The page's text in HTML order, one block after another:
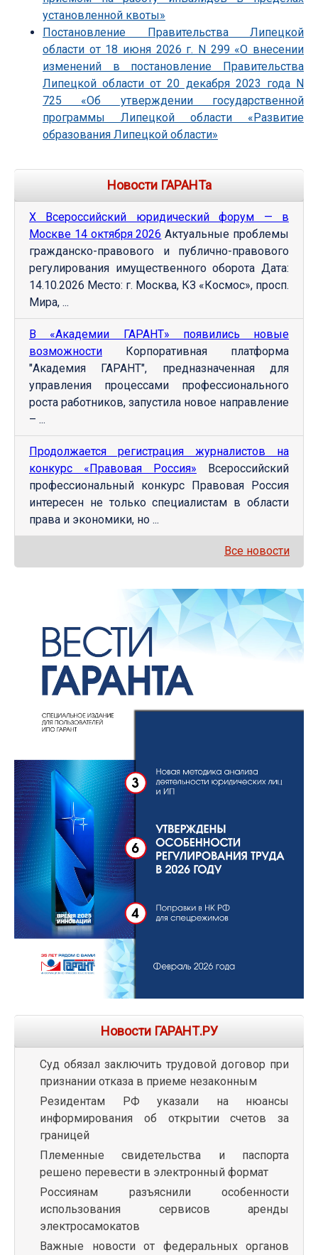
установленной квоты»
Постановление Правительства Липецкой
области от 18 июня 2026 г. N 299 «О внесении
изменений в постановление Правительства
Липецкой области от 20 декабря 2023 года N
725 «Об утверждении государственной
программы Липецкой области «Развитие
образования Липецкой области»
Новости ГАРАНТа
Х Всероссийский юридический форум — в
Москве 14 октября 2026 Актуальные проблемы
гражданско-правового и публично-правового
регулирования имущественного оборота Дата:
14.10.2026 Место: г. Москва, КЗ «Космос», просп.
Мира, ...
В «Академии ГАРАНТ» появились новые
возможности Корпоративная платформа
"Академия ГАРАНТ", предназначенная для
управления процессами профессионального
роста работников, запустила новое направление
– ...
Продолжается регистрация журналистов на
конкурс «Правовая Россия» Всероссийский
профессиональный конкурс Правовая Россия
интересен не только специалистам в области
права и экономики, но ...
Все новости
Новости ГАРАНТ.РУ
Суд обязал заключить трудовой договор при
признании отказа в приеме незаконным
Резидентам РФ указали на нюансы
информирования об открытии счетов за
границей
Племенные свидетельства и паспорта
решено перевести в электронный формат
Россиянам разъяснили особенности
использования сервисов аренды
электросамокатов
Важные новости от федеральных органов